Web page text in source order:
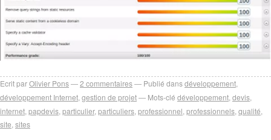
Ecrit parOlivier Pons 2 commentaires Publié dansdéveloppement
développement Internet gestion de projet Mots-clé développement devis
internet papdevis particulier, particuliers professionnel professionnels qualité
site sites